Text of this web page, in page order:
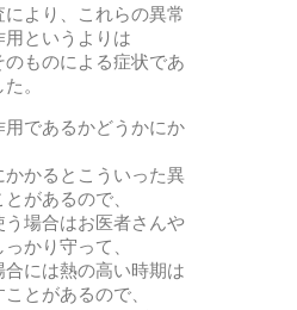
により、これらの異常
というよりは
ものによる症状であ
。
用であるかどうかにか
かるとこういった異
があるので、
う場合はお医者さんや
かり守って、
には熱の高い時期は
とがあるので、